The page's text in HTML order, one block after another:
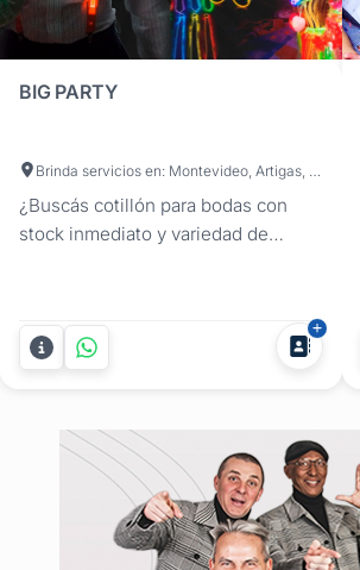
BIG PARTY
Brinda servicios en: Montevideo, Artigas, Canelones, Cerro Largo, Colonia, Durazno, Flores, Florida, Lavalleja, Maldonado, Paysandú, Río Negro, Rivera, Rocha, Salto, San José, Soriano, Tacuarembó, Treinta y Tres
¿Buscás cotillón para bodas con
stock inmediato y variedad de
y el carnaval carioca de tu
casamiento, con combos para bodas
diseñados según tu número de
rubro, armamos packs
estratégicos...